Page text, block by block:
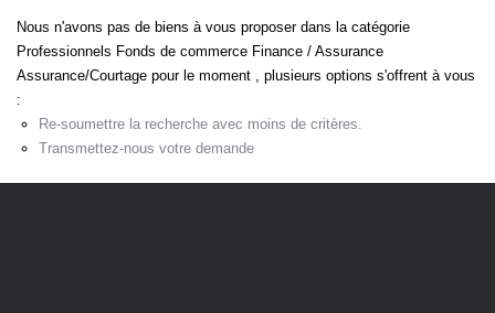
NOTRE AGENCE
CONTACT
Créer une alerte
Nous n'avons pas de biens à vous proposer dans la catégorie
Professionnels Fonds de commerce Finance / Assurance
Assurance/Courtage pour le moment , plusieurs options s'offrent à vous
:
Re-soumettre la recherche avec moins de critères.
Transmettez-nous votre demande